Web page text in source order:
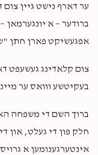
ער דארף נישט גיין צום
ברודער – א יונגערמאן
אפגעשיקט פארן חתן
צום קלאדינג געשעפט
בעקיטשע ווואס ער
ברוך השם די משפחה
חלק פון די געלט, און
אינטערגענומען א